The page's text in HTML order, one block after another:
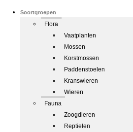
Soortgroepen
Flora
Vaatplanten
Mossen
Korstmossen
Paddenstoelen
Kranswieren
Wieren
Fauna
Zoogdieren
Reptielen